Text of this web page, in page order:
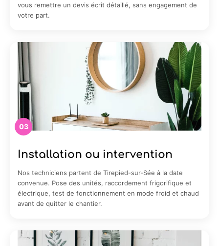
vous remettre un devis écrit détaillé, sans engagement de
votre part.
03
Installation ou intervention
Nos techniciens partent de Tirepied-sur-Sée à la date
convenue. Pose des unités, raccordement frigorifique et
électrique, test de fonctionnement en mode froid et chaud
avant de quitter le chantier.